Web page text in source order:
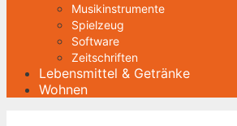
Musikinstrumente
Spielzeug
Software
Zeitschriften
Lebensmittel & Getränke
Wohnen